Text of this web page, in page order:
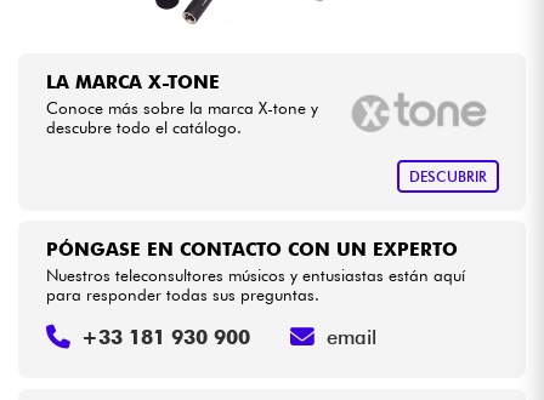
Ver nuestras marcas
• Music LYON
LA MARCA X-TONE
Conoce más sobre la marca X-tone y
descubre todo el catálogo.
DESCUBRIR
PÓNGASE EN CONTACTO CON UN EXPERTO
Nuestros teleconsultores músicos y entusiastas están aquí
para responder todas sus preguntas.
+33 181 930 900 email